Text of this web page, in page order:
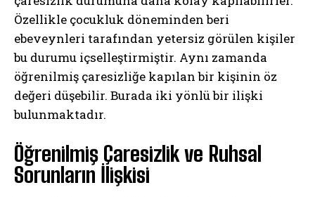
Özellikle çocukluk döneminden beri
ebeveynleri tarafından yetersiz görülen kişiler
bu durumu içselleştirmiştir. Aynı zamanda
öğrenilmiş çaresizliğe kapılan bir kişinin öz
değeri düşebilir. Burada iki yönlü bir ilişki
bulunmaktadır.
Öğrenilmiş Çaresizlik ve Ruhsal
Sorunların İlişkisi